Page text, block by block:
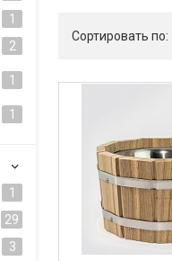
1
2
1
1
1
29
3
Сортировать по: